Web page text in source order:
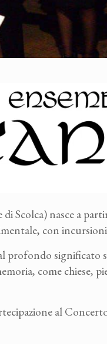
di Scolca) nasce a
con
significato
come chiese,
al